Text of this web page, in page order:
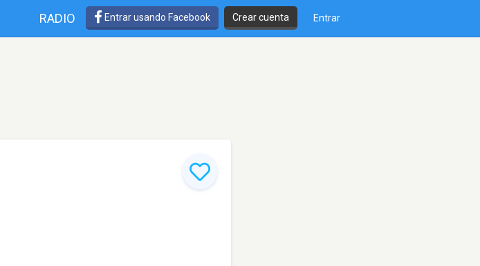
RADIO Entrar usando Facebook Crear cuenta Entrar